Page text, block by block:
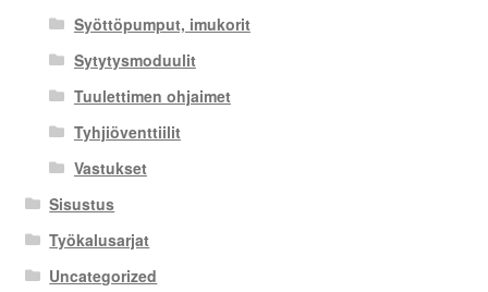
Syöttöpumput, imukorit
Sytytysmoduulit
Tuulettimen ohjaimet
Tyhjiöventtiilit
Vastukset
Sisustus
Työkalusarjat
Uncategorized